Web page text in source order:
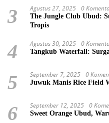
3 Agustus 27, 2025 0
The Jungle Club Ubud:
Tropis
4 Agustus 30, 2025 0
Tangkub Waterfall:
5 September 7, 2025 0
Juwuk Manis Rice Field
6 September 12, 2025 0
Sweet Orange Ubud,